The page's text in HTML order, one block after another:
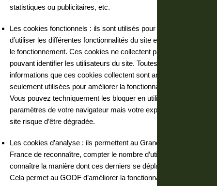
statistiques ou publicitaires, etc.
Les cookies fonctionnels : ils sont utilisés pour permettre
d’utiliser les différentes fonctionnalités du site et d’en améliorer
le fonctionnement. Ces cookies ne collectent pas d’information
pouvant identifier les utilisateurs du site. Toutes les
informations que ces cookies collectent sont anonymes et
seulement utilisées pour améliorer la fonctionnalité du site.
Vous pouvez techniquement les bloquer en utilisant les
paramètres de votre navigateur mais votre expérience sur le
site risque d’être dégradée.
Les cookies d’analyse : ils permettent au Grand Orient de
France de reconnaître, compter le nombre d’utilisateurs et de
connaître la manière dont ces derniers se déplacent sur le site.
Cela permet au GODF d’améliorer la fonctionnalité du site, par